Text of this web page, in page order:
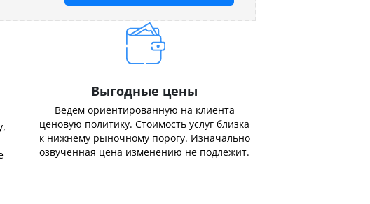
Выгодные цены
Ведем ориентированную на клиента
ценовую политику. Стоимость услуг близка
к нижнему рыночному порогу. Изначально
озвученная цена изменению не подлежит.